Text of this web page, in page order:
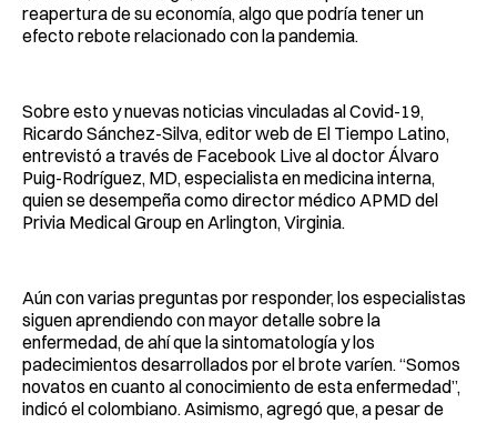
reapertura de su economía, algo que podría tener un
efecto rebote relacionado con la pandemia.
Sobre esto y nuevas noticias vinculadas al Covid-19,
Ricardo Sánchez-Silva, editor web de El Tiempo Latino,
entrevistó a través de Facebook Live al doctor Álvaro
Puig-Rodríguez, MD, especialista en medicina interna,
quien se desempeña como director médico APMD del
Privia Medical Group en Arlington, Virginia.
Aún con varias preguntas por responder, los especialistas
siguen aprendiendo con mayor detalle sobre la
enfermedad, de ahí que la sintomatología y los
padecimientos desarrollados por el brote varíen. “Somos
novatos en cuanto al conocimiento de esta enfermedad”,
indicó el colombiano. Asimismo, agregó que, a pesar de